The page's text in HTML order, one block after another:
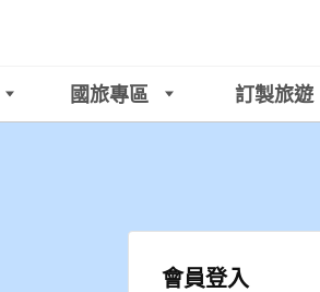
國旅專區 訂製旅遊
會員登入